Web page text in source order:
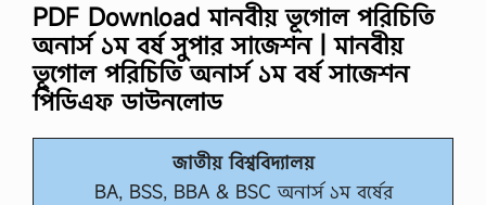
PDF Download মানবীয় ভূগোল পরিচিতি
অনার্স ১ম বর্ষ সুপার সাজেশন
|মানবীয়
ভূগোল পরিচিতি অনার্স ১ম বর্ষ সাজেশন
পিডিএফ ডাউনলোড
জাতীয় বিশ্ববিদ্যালয়
BA, BSS, BBA & BSC অনার্স ১ম বর্ষের